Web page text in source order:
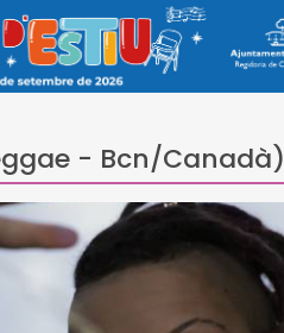
- Bcn/Canadà)